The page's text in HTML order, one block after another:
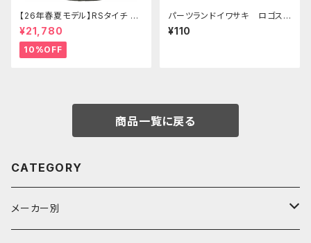
【26年春夏モデル】RSタイチ RS
J353 マイルズエアージャケット
¥21,780
10%OFF
パーツランドイワサキ ロゴステ
ッカー 小
¥110
商品一覧に戻る
CATEGORY
メーカー別